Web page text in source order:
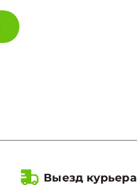
Выезд курьера